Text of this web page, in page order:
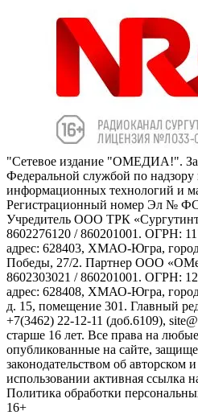
"Сетевое издание "ОМЕДИА!".
Федеральной службой по надзору
информационных технологий и
Регистрационный номер Эл №
Учредитель ООО ТРК
8602276120 / 860201001. ОГРН:
адрес: 628403, ХМАО-Югра, город
Победы, 27/2. Партнер ООО
8602303021 / 860201001. ОГРН:
адрес: 628408, ХМАО-Югра, город
д. 15, помещение 301. Главный
+7(3462) 22-12-11 (доб.6109),
старше 16 лет. Все права на
опубликованные на сайте,
законодательством об
использовании активная ссылка
Политика обработки
16+